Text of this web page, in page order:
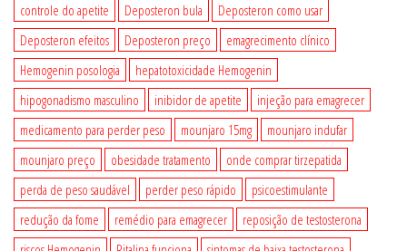
controle do apetite
Deposteron bula
Deposteron como usar
Deposteron efeitos
Deposteron preço
emagrecimento clínico
Hemogenin posologia
hepatotoxicidade Hemogenin
hipogonadismo masculino
inibidor de apetite
injeção para emagrecer
medicamento para perder peso
mounjaro 15mg
mounjaro indufar
mounjaro preço
obesidade tratamento
onde comprar tirzepatida
perda de peso saudável
perder peso rápido
psicoestimulante
redução da fome
remédio para emagrecer
reposição de testosterona